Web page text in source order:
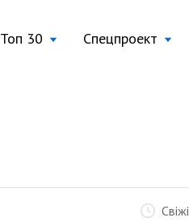
Топ 30 Спецпроект
Свіжі